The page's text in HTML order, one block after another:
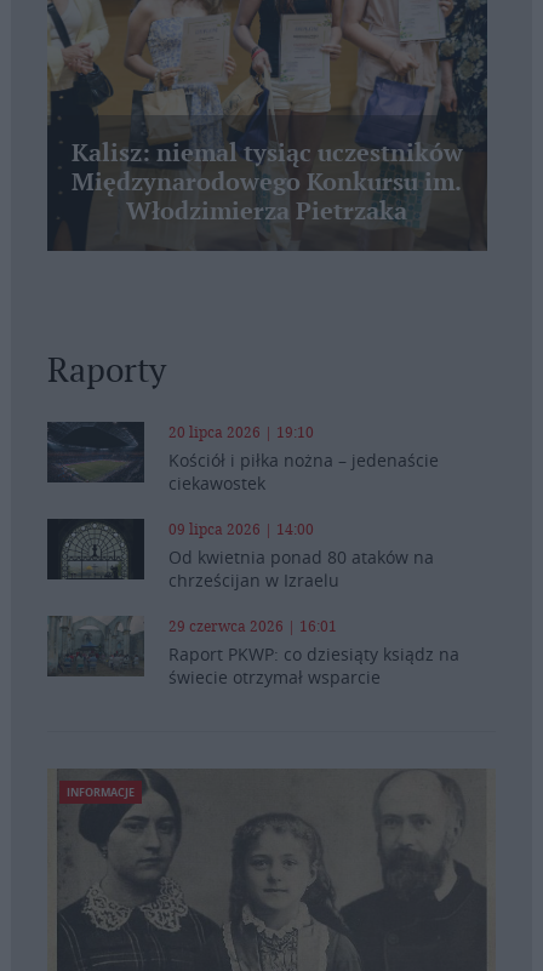
Kalisz: niemal tysiąc uczestników
Międzynarodowego Konkursu im.
Włodzimierza Pietrzaka
Raporty
20 lipca 2026 | 19:10
Kościół i piłka nożna – jedenaście
ciekawostek
09 lipca 2026 | 14:00
Od kwietnia ponad 80 ataków na
chrześcijan w Izraelu
29 czerwca 2026 | 16:01
Raport PKWP: co dziesiąty ksiądz na
świecie otrzymał wsparcie
INFORMACJE